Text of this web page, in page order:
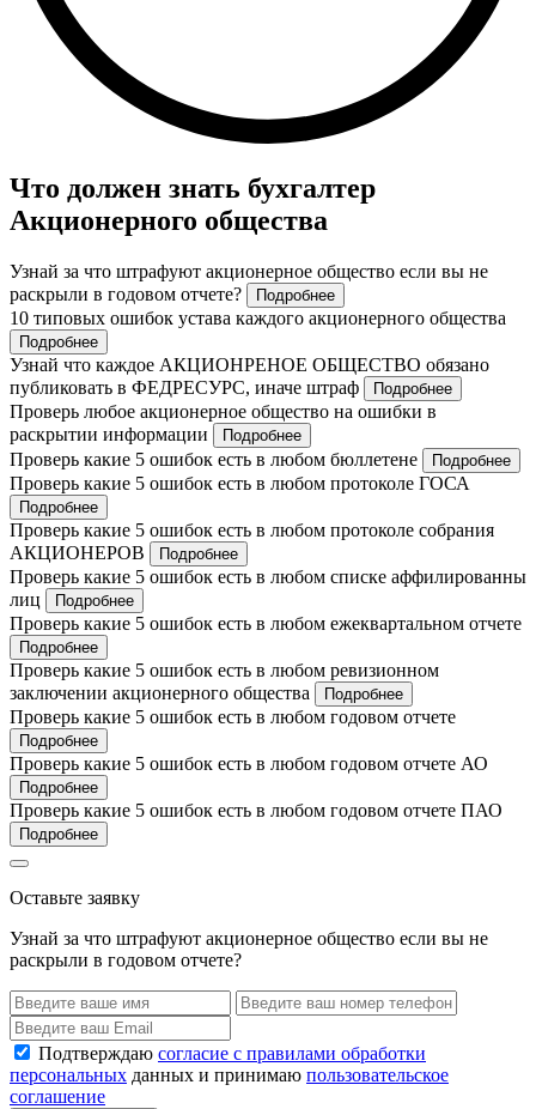
Что должен знать бухгалтер
Акционерного общества
Узнай за что штрафуют акционерное общество если вы не
раскрыли в годовом отчете?
Подробнее
10 типовых ошибок устава каждого акционерного общества
Подробнее
Узнай что каждое АКЦИОНРЕНОЕ ОБЩЕСТВО обязано
публиковать в ФЕДРЕСУРС, иначе штраф
Подробнее
Проверь любое акционерное общество на ошибки в
раскрытии информации
Подробнее
Проверь какие 5 ошибок есть в любом бюллетене Подробнее
Проверь какие 5 ошибок есть в любом протоколе ГОСА
Подробнее
Проверь какие 5 ошибок есть в любом протоколе собрания
АКЦИОНЕРОВ
Подробнее
Проверь какие 5 ошибок есть в любом списке аффилированны
лиц
Подробнее
Проверь какие 5 ошибок есть в любом ежеквартальном отчете
Подробнее
Проверь какие 5 ошибок есть в любом ревизионном
заключении акционерного общества
Подробнее
Проверь какие 5 ошибок есть в любом годовом отчете
Подробнее
Проверь какие 5 ошибок есть в любом годовом отчете АО
Подробнее
Проверь какие 5 ошибок есть в любом годовом отчете ПАО
Подробнее
Оставьте заявку
Узнай за что штрафуют акционерное общество если вы не
раскрыли в годовом отчете?
Подтверждаю согласие с правилами обработки
персональных данных и принимаю пользовательское
соглашение